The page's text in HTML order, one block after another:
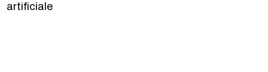
artificiale